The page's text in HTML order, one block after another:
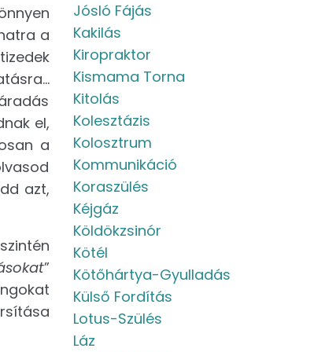
a
el,
a
azt,
”
Jósló Fájás
Kakilás
Kiropraktor
Kismama Torna
Kitolás
Kolesztázis
Kolosztrum
Kommunikáció
Koraszülés
Kéjgáz
Köldökzsinór
Kötél
Kötőhártya-Gyulladás
Külső Fordítás
Lotus-Szülés
Láz